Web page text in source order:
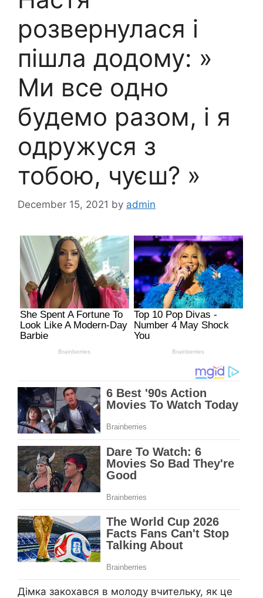
розвернулася і
пішла додому: »
Ми все одно
будемо разом, і я
одружуся з
тобою, чуєш? »
December 15, 2021 by admin
Дімка закохався в молоду вчительку, як це